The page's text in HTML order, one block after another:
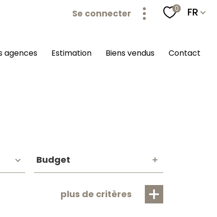
Se connecter 0 Langue
FR
agences estimation biens vendus contact
Budget
plus de critères